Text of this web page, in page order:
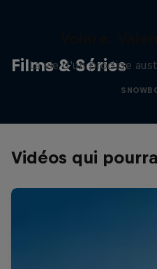
Films & Séries
La vie d'un prodige
Vidéos qui